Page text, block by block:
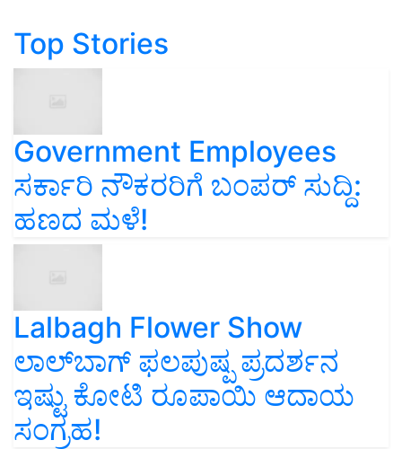
Top Stories
Government Employees
ಸರ್ಕಾರಿ ನೌಕರರಿಗೆ ಬಂಪರ್‌ ಸುದ್ದಿ:
ಹಣದ ಮಳೆ!
Lalbagh Flower Show
ಲಾಲ್‌ಬಾಗ್ ಫಲಪುಷ್ಪ ಪ್ರದರ್ಶನ
ಇಷ್ಟು ಕೋಟಿ ರೂಪಾಯಿ ಆದಾಯ
ಸಂಗ್ರಹ!